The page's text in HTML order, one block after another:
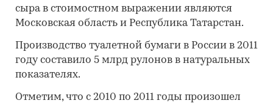
сыра в стоимостном выражении являются
Московская область и Республика Татарстан.
Производство туалетной бумаги в России в 2011
году составило 5 млрд рулонов в натуральных
показателях.
Отметим, что с 2010 по 2011 годы произошел